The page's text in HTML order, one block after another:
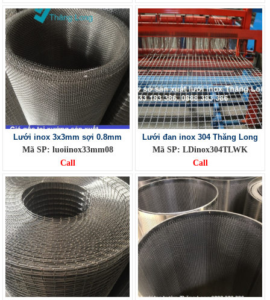
Lưới inox 3x3mm sợi 0.8mm
Mã SP: luoiinox33mm08
Call
Lưới đan inox 304 Thăng Long
Mã SP: LDinox304TLWK
Call